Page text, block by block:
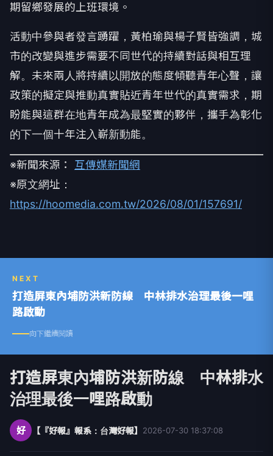
期留鄉發展的上班環境。
活動中參與者發言踴躍，黃柏瑜與楊子賢皆強調，城
市的改變與進步需要不同世代的持續對話與相互理
解。未來兩人將持續以開放的態度傾聽青年心聲，讓
政策的擬定與推動真實貼近青年世代的真實需求，期
盼能與這群在地青年成為最堅實的夥伴，攜手為彰化
的下一個十年注入嶄新動能。
※新聞來源： 互傳媒新聞網
※原文網址：
https://hoomedia.com.tw/2026/08/01/157691/
NEXT
打造屏東內埔防洪新防線 中林排水治理最後一哩
路啟動
向下繼續閱讀
打造屏東內埔防洪新防線 中林排水
治理最後一哩路啟動
好 【『好報』報系：台灣好報】 2026-07-30 18:37:08